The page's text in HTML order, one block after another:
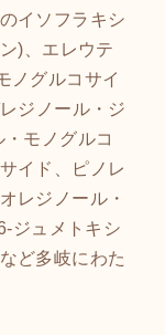
イソフラキシ
)、エレウテ
ノグルコサイ
ジノール・ジ
モノグルコ
イド、ピノレ
レジノール・
ジュメトキシ
ど多岐にわた